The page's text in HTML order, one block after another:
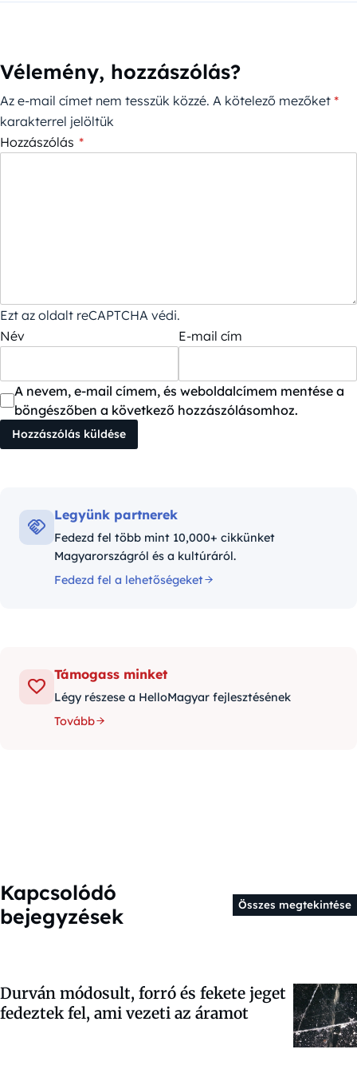
Vélemény, hozzászólás?
Az e-mail címet nem tesszük közzé. A kötelező mezőket *
karakterrel jelöltük
Hozzászólás *
Ezt az oldalt reCAPTCHA védi.
Név
E-mail cím
A nevem, e-mail címem, és weboldalcímem mentése a
böngészőben a következő hozzászólásomhoz.
Legyünk partnerek
Fedezd fel több mint 10,000+ cikkünket
Magyarországról és a kultúráról.
Fedezd fel a lehetőségeket
Támogass minket
Légy részese a HelloMagyar fejlesztésének
Tovább
Kapcsolódó
bejegyzések
Összes megtekintése
Durván módosult, forró és fekete jeget
fedeztek fel, ami vezeti az áramot